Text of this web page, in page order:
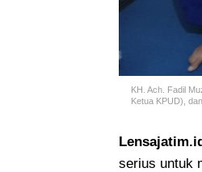
KH. Ach. Fadil
Ketua KPUD),
serius untuk